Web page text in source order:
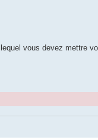
vous devez mettre